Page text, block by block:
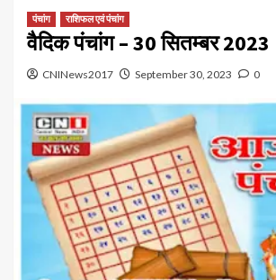
पंचांग राशिफल एवं पंचांग
वैदिक पंचांग – 30 सितम्बर 2023
CNINews2017 September 30, 2023 0